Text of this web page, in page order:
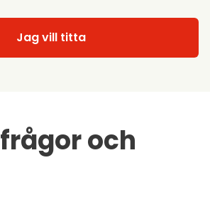
Jag vill titta
frågor och